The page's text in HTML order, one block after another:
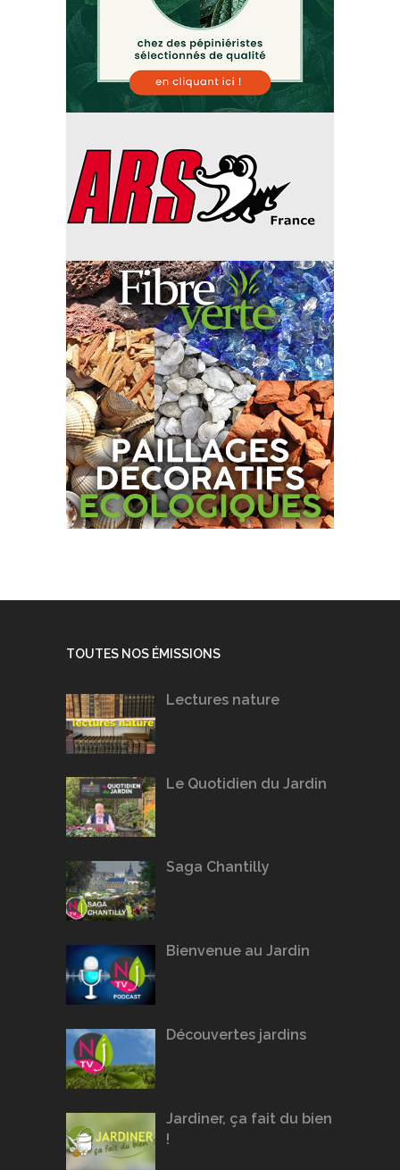
TOUTES NOS ÉMISSIONS
Lectures nature
Le Quotidien du Jardin
Saga Chantilly
Bienvenue au Jardin
Découvertes jardins
Jardiner, ça fait du bien
!